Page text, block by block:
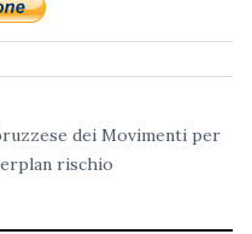
dei Movimenti per
rischio